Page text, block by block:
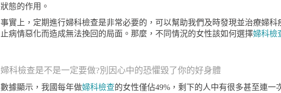
狀態的作用。
事實上，定期進行婦科檢查是非常必要的，可以幫助我們及時發現並治療婦科
止病情惡化而造成無法挽回的局面。那麼，不同情況的女性該如何選擇婦科檢
婦科檢查是不是一定要做?別因心中的恐懼毀了你的好身體
數據顯示，我國每年做婦科檢查的女性僅佔49%，剩下的人中有很多甚至連一